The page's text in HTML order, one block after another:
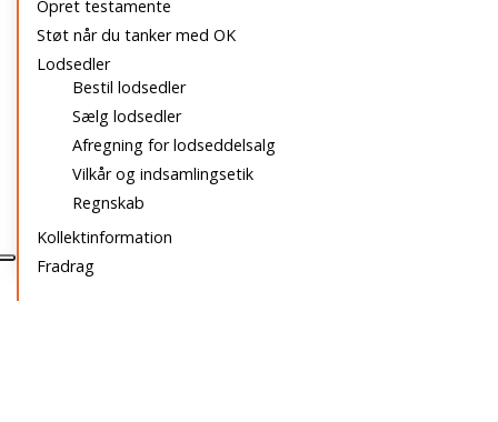
Opret testamente
Støt når du tanker med OK
Lodsedler
Bestil lodsedler
Sælg lodsedler
Afregning for lodseddelsalg
Vilkår og indsamlingsetik
Regnskab
Kollektinformation
Fradrag